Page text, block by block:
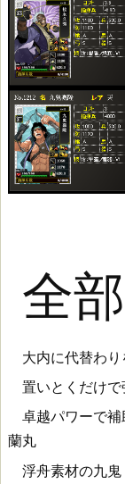
全
大内に代替わり
置いとくだけで
卓越パワーで補
蘭丸
浮舟素材の九鬼